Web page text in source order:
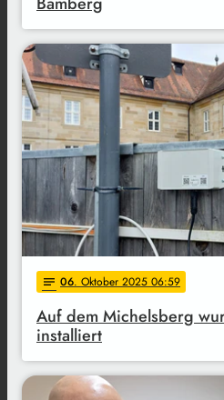
notes 06. Oktober 2025 06:59
Auf dem Michelsberg
installiert